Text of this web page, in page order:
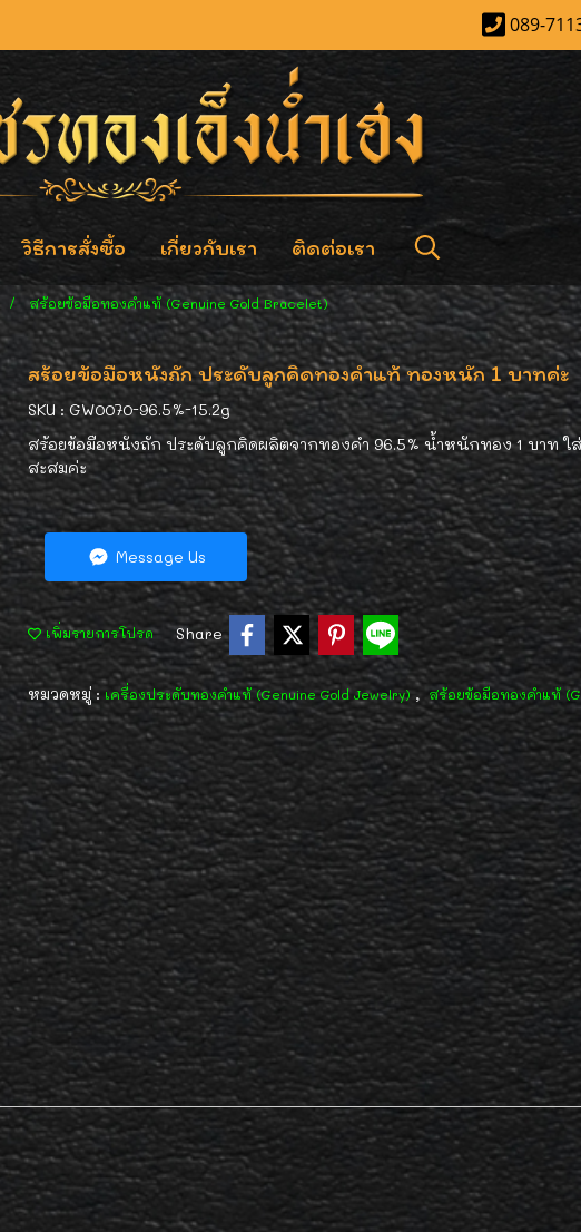
089-
วิธีการสั่งซื้อ เกี่ยวกับเรา ติดต่อเรา
สร้อยข้อมือทองคำแท้ (Genuine Gold Bracelet)
สร้อยข้อมือหนังถัก ประดับลูกคิดทองคำแท้ ทองหนัก 1 บาทค่ะ
SKU : GW0070-96.5%-15.2g
สร้อยข้อมือหนังถัก ประดับลูกคิดผลิตจากทองคำ 96.5% น้ำหนักทอง 1 บาท ใ
สะสมค่ะ
Message Us
เพิ่มรายการโปรด Share
หมวดหมู่ : เครื่องประดับทองคำแท้ (Genuine Gold Jewelry) , สร้อยข้อมือทองคำแท้